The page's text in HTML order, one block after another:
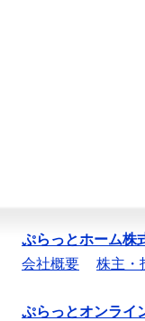
ぷらっとホーム株
会社概要
株主・
ぷらっとオンライ